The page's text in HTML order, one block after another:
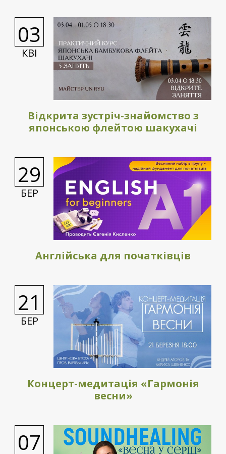
КВІ
03
Відкрита зустріч-знайомство з
японською флейтою шакухачі
БЕР
29
Англійська для початківців
БЕР
21
Концерт-медитація «Гармонія
весни»
07